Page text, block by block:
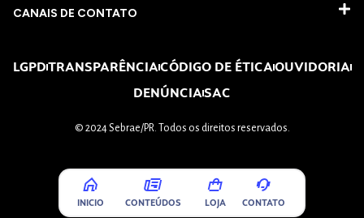
CANAIS DE CONTATO
LGPDTRANSPARÊNCIACÓDIGO DE ÉTICAOUVIDORIA
DENÚNCIASAC
© 2024 Sebrae/PR. Todos os direitos reservados.
INICIO CONTEÚDOS LOJA CONTATO